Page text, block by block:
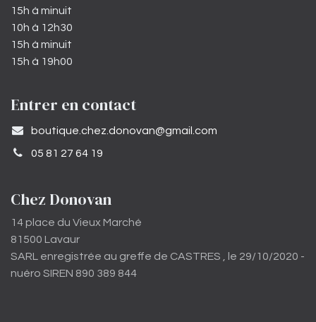
15h à minuit
10h à 12h30
15h à minuit
15h à 19h00
Entrer en contact
​boutique.chez.donovan@gmail.com​
05 81 27 64 19
Chez Donovan
14 place du Vieux Marché
81500 Lavaur
SARL enregistrée au greffe de CASTRES , le 29/10/2020 -
nuéro SIREN 890 389 844